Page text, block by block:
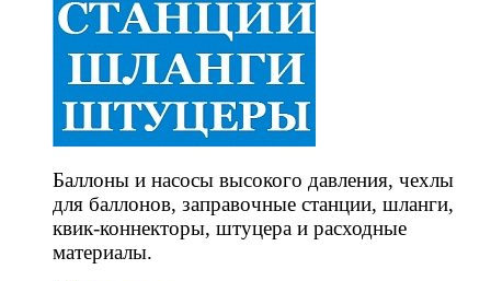
Баллоны и насосы высокого давления, чехлы
для баллонов, заправочные станции, шланги,
квик-коннекторы, штуцера и расходные
материалы.